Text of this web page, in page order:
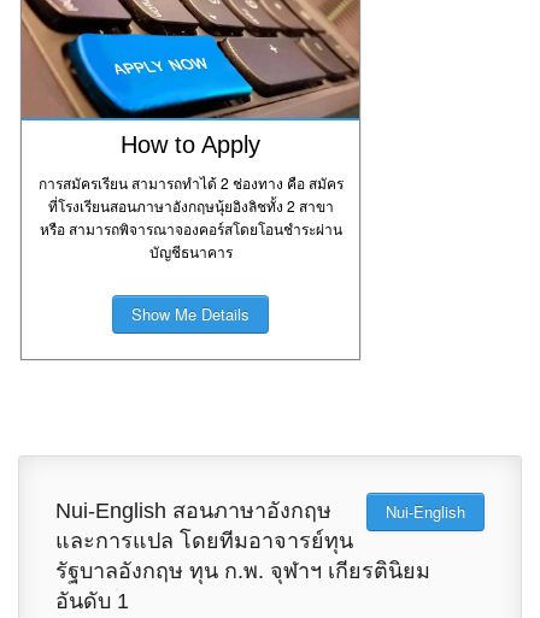
How to Apply
การสมัครเรียน สามารถทำได้ 2 ช่องทาง คือ สมัคร
ที่โรงเรียนสอนภาษาอังกฤษนุ้ยอิงลิชทั้ง 2 สาขา
หรือ สามารถพิจารณาจองคอร์สโดยโอนชำระผ่าน
บัญชีธนาคาร
Show Me Details
Nui-English
Nui-English สอนภาษาอังกฤษ
และการแปล โดยทีมอาจารย์ทุน
รัฐบาลอังกฤษ ทุน ก.พ. จุฬาฯ เกียรตินิยม
อันดับ 1